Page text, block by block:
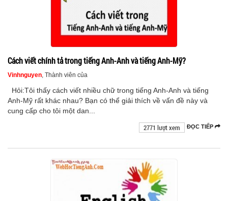
Cách viết chính tả trong tiếng Anh-Anh và tiếng Anh-Mỹ?
Vinhnguyen , Thành viên của
Hỏi:Tôi thấy cách viết nhiều chữ trong tiếng Anh-Anh và tiếng
Anh-Mỹ rất khác nhau? Bạn có thể giải thích về vấn đề này và
cung cấp cho tôi một dan...
ĐỌC TIẾP
2771 lượt xem